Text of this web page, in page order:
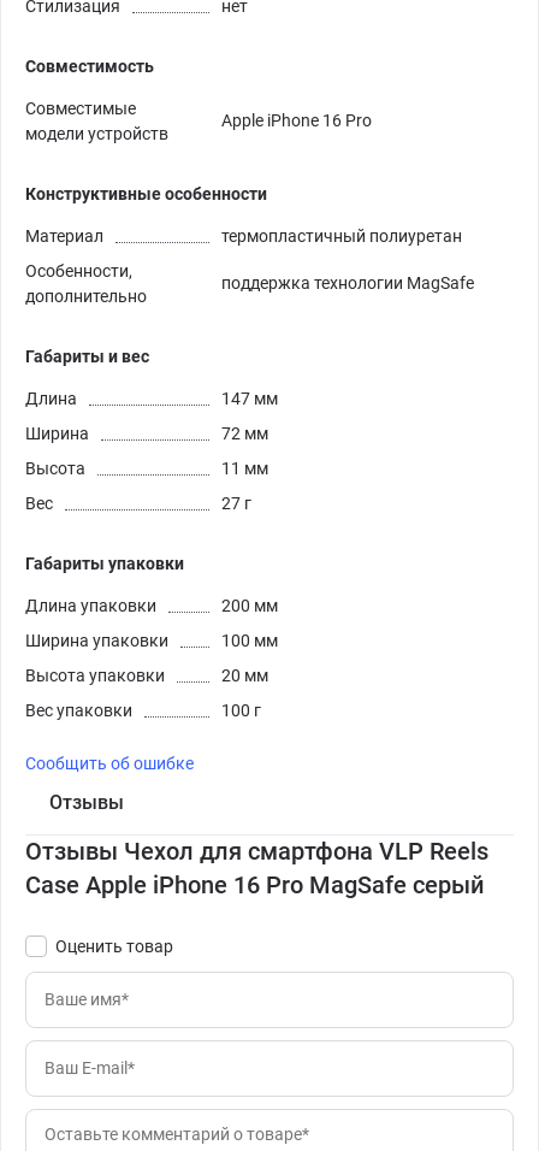
Стилизация нет
Совместимость
Совместимые
модели устройств
Apple iPhone 16 Pro
Конструктивные особенности
Материал
термопластичный полиуретан
Особенности,
дополнительно
поддержка технологии MagSafe
Габариты и вес
Длина
147 мм
Ширина
72 мм
Высота
11 мм
Вес
27 г
Габариты упаковки
Длина упаковки
200 мм
Ширина упаковки
100 мм
Высота упаковки
20 мм
Вес упаковки
100 г
Сообщить об ошибке
Отзывы
Отзывы Чехол для смартфона VLP Reels
Case Apple iPhone 16 Pro MagSafe серый
Оценить товар